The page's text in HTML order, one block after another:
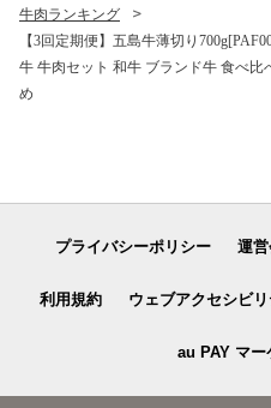
牛肉ランキング
【3回定期便】五島牛薄切り
牛 牛肉セット 和牛 ブランド牛 食べ
め
プライバシーポリシー 運
利用規約 ウェブアクセシビ
au PAY マー